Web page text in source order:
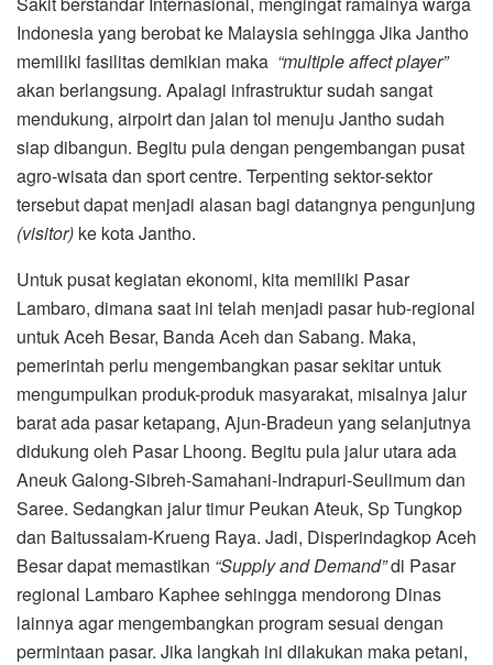
Indonesia yang berobat ke Malaysia sehingga Jika Jantho
memiliki fasilitas demikian maka “multiple affect player”
akan berlangsung. Apalagi infrastruktur sudah sangat
mendukung, airpoirt dan jalan tol menuju Jantho sudah
siap dibangun. Begitu pula dengan pengembangan pusat
agro-wisata dan sport centre. Terpenting sektor-sektor
tersebut dapat menjadi alasan bagi datangnya pengunjung
(visitor) ke kota Jantho.
Untuk pusat kegiatan ekonomi, kita memiliki Pasar
Lambaro, dimana saat ini telah menjadi pasar hub-regional
untuk Aceh Besar, Banda Aceh dan Sabang. Maka,
pemerintah perlu mengembangkan pasar sekitar untuk
mengumpulkan produk-produk masyarakat, misalnya jalur
barat ada pasar ketapang, Ajun-Bradeun yang selanjutnya
didukung oleh Pasar Lhoong. Begitu pula jalur utara ada
Aneuk Galong-Sibreh-Samahani-Indrapuri-Seulimum dan
Saree. Sedangkan jalur timur Peukan Ateuk, Sp Tungkop
dan Baitussalam-Krueng Raya. Jadi, Disperindagkop Aceh
Besar dapat memastikan “Supply and Demand”di Pasar
regional Lambaro Kaphee sehingga mendorong Dinas
lainnya agar mengembangkan program sesuai dengan
permintaan pasar. Jika langkah ini dilakukan maka petani,